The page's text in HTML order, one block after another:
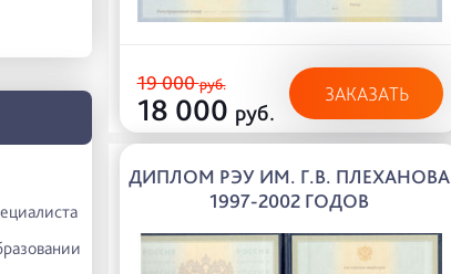
19 000руб.
18 000 руб.
ЗАКАЗАТЬ
ДИПЛОМ РЭУ ИМ. Г.В. ПЛЕХАНОВА
1997-2002 ГОДОВ